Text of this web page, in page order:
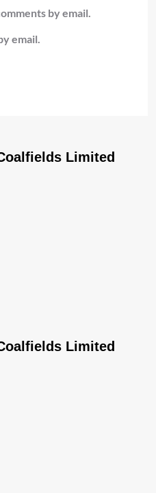
by email.
email.
Limited
Limited